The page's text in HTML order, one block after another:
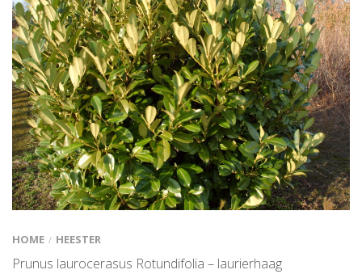
HOME / HEESTER
Prunus laurocerasus Rotundifolia – laurierhaag